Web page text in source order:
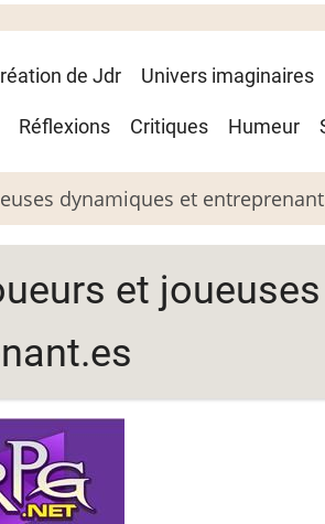
de Jdr Univers imaginaires
Réflexions Critiques Humeur
dynamiques et
et joueuses